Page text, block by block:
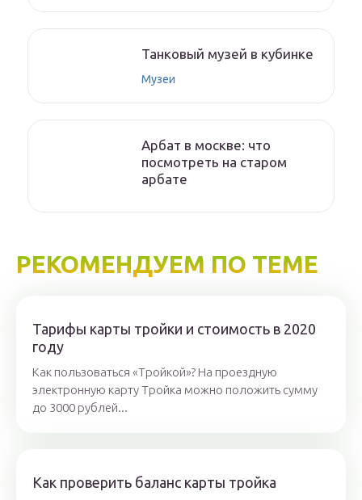
Танковый музей в кубинке
Музеи
Арбат в москве: что
посмотреть на старом
арбате
РЕКОМЕНДУЕМ ПО ТЕМЕ
Тарифы карты тройки и стоимость в 2020
году
Как пользоваться «Тройкой»? На проездную
электронную карту Тройка можно положить сумму
до 3000 рублей...
Как проверить баланс карты тройка